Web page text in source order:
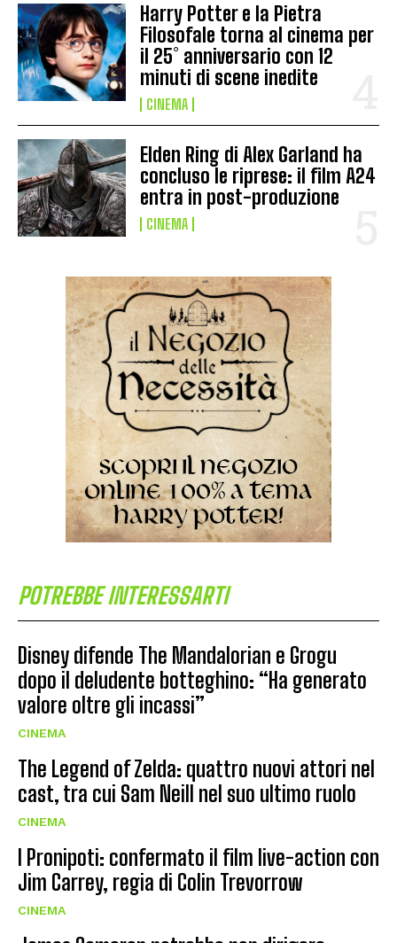
Harry Potter e la Pietra
Filosofale torna al cinema per
il 25° anniversario con 12
minuti di scene inedite
CINEMA
Elden Ring di Alex Garland ha
concluso le riprese: il film A24
entra in post-produzione
CINEMA
POTREBBE INTERESSARTI
Disney difende The Mandalorian e Grogu
dopo il deludente botteghino: “Ha generato
valore oltre gli incassi”
CINEMA
The Legend of Zelda: quattro nuovi attori nel
cast, tra cui Sam Neill nel suo ultimo ruolo
CINEMA
I Pronipoti: confermato il film live-action con
Jim Carrey, regia di Colin Trevorrow
CINEMA